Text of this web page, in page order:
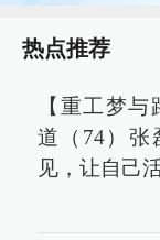
热点推荐
【重工梦
道（74）张
见，让自己